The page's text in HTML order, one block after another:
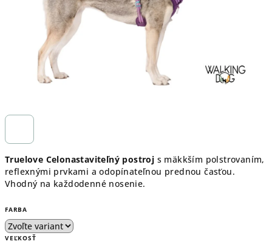
Truelove Celonastaviteľný postroj s mäkkším polstrovaním,
reflexnými prvkami a odopínateľnou prednou časťou.
Vhodný na každodenné nosenie.
FARBA
VEĽKOSŤ